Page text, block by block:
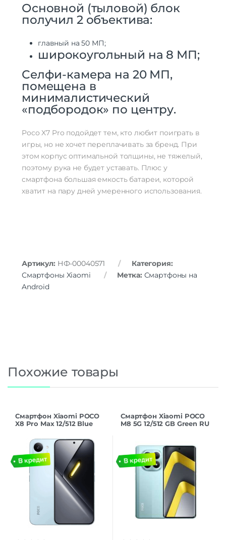
Основной (тыловой) блок
получил 2 объектива:
главный на 50 МП;
широкоугольный на 8 МП;
Селфи-камера на 20 МП,
помещена в
минималистический
«подбородок» по центру.
Poco X7 Pro подойдет тем, кто любит поиграть в
игры, но не хочет переплачивать за бренд. При
этом корпус оптимальной толщины, не тяжелый,
поэтому рука не будет уставать. Плюс у
смартфона большая емкость батареи, которой
хватит на пару дней умеренного использования.
Артикул: НФ-00040571
Категория:
Смартфоны Xiaomi
Метка: Смартфоны на
Android
Похожие товары
Смартфон Xiaomi POCO
X8 Pro Max 12/512 Blue
Смартфон Xiaomi POCO
M8 5G 12/512 GB Green RU